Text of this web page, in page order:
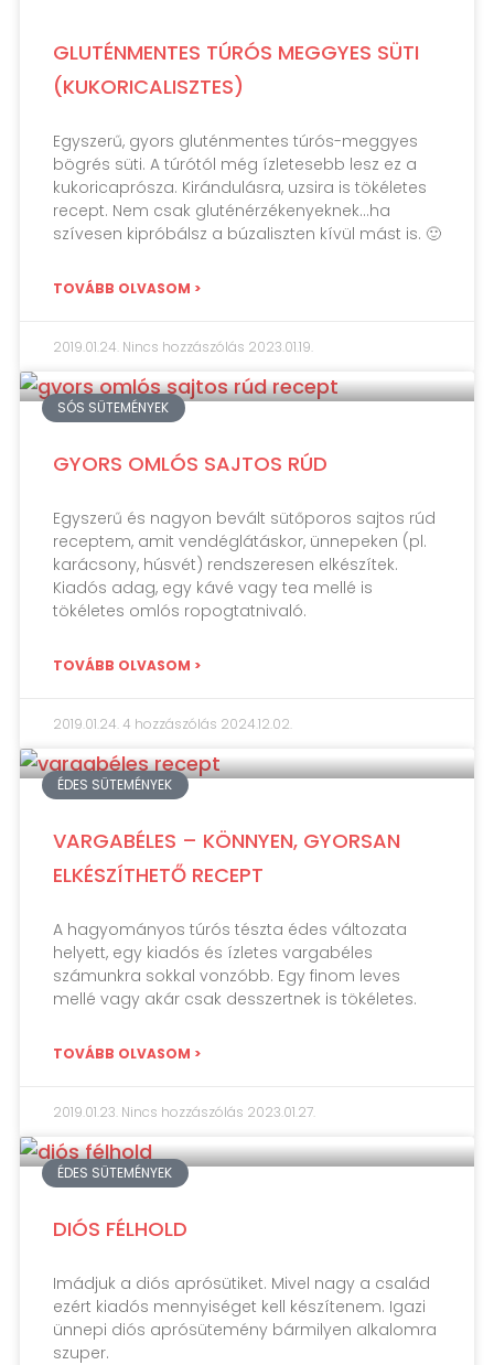
GLUTÉNMENTES TÚRÓS MEGGYES SÜTI
(KUKORICALISZTES)
Egyszerű, gyors gluténmentes túrós-meggyes
bögrés süti. A túrótól még ízletesebb lesz ez a
kukoricaprósza. Kirándulásra, uzsira is tökéletes
recept. Nem csak gluténérzékenyeknek…ha
szívesen kipróbálsz a búzaliszten kívül mást is. 🙂
TOVÁBB OLVASOM >
2019.01.24. Nincs hozzászólás 2023.01.19.
SÓS SÜTEMÉNYEK
GYORS OMLÓS SAJTOS RÚD
Egyszerű és nagyon bevált sütőporos sajtos rúd
receptem, amit vendéglátáskor, ünnepeken (pl.
karácsony, húsvét) rendszeresen elkészítek.
Kiadós adag, egy kávé vagy tea mellé is
tökéletes omlós ropogtatnivaló.
TOVÁBB OLVASOM >
2019.01.24.4 hozzászólás 2024.12.02.
ÉDES SÜTEMÉNYEK
VARGABÉLES – KÖNNYEN, GYORSAN
ELKÉSZÍTHETŐ RECEPT
A hagyományos túrós tészta édes változata
helyett, egy kiadós és ízletes vargabéles
számunkra sokkal vonzóbb. Egy finom leves
mellé vagy akár csak desszertnek is tökéletes.
TOVÁBB OLVASOM >
2019.01.23. Nincs hozzászólás 2023.01.27.
ÉDES SÜTEMÉNYEK
DIÓS FÉLHOLD
Imádjuk a diós aprósütiket. Mivel nagy a család
ezért kiadós mennyiséget kell készítenem. Igazi
ünnepi diós aprósütemény bármilyen alkalomra
szuper.